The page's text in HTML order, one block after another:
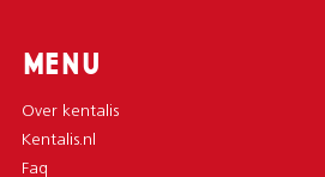
MENU
Over kentalis
Kentalis.nl
Faq